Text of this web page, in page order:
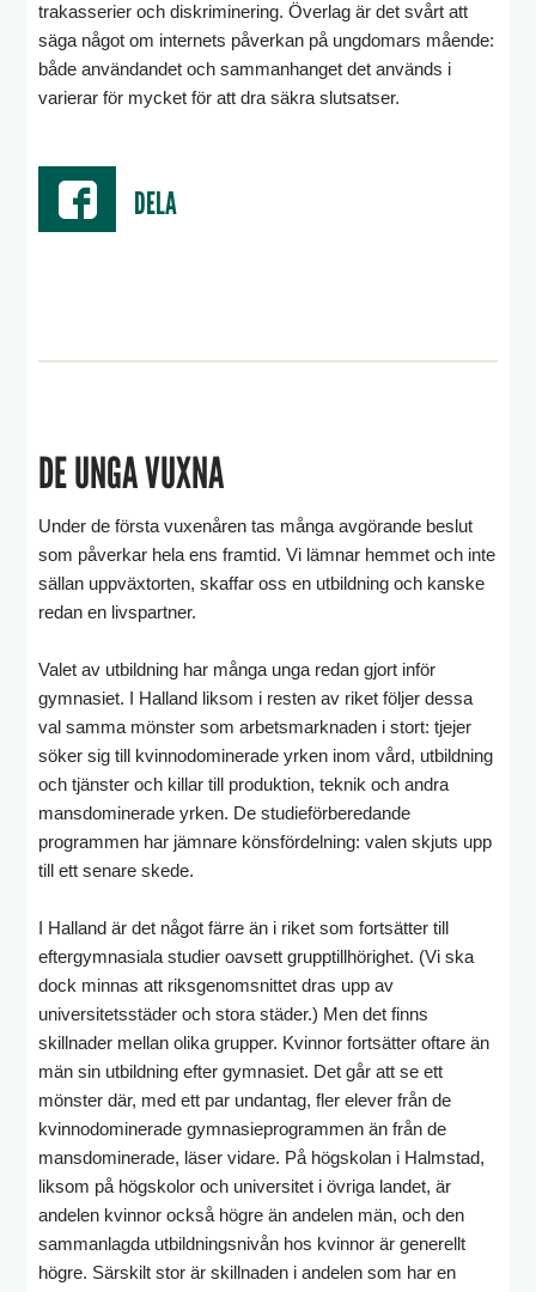
trakasserier och diskriminering. Överlag är det svårt att
säga något om internets påverkan på ungdomars mående:
både användandet och sammanhanget det används i
varierar för mycket för att dra säkra slutsatser.
DELA
DE UNGA VUXNA
Under de första vuxenåren tas många avgörande beslut
som påverkar hela ens framtid. Vi lämnar hemmet och inte
sällan uppväxtorten, skaffar oss en utbildning och kanske
redan en livspartner.
Valet av utbildning har många unga redan gjort inför
gymnasiet. I Halland liksom i resten av riket följer dessa
val samma mönster som arbetsmarknaden i stort: tjejer
söker sig till kvinnodominerade yrken inom vård, utbildning
och tjänster och killar till produktion, teknik och andra
mansdominerade yrken. De studieförberedande
programmen har jämnare könsfördelning: valen skjuts upp
till ett senare skede.
I Halland är det något färre än i riket som fortsätter till
eftergymnasiala studier oavsett grupptillhörighet. (Vi ska
dock minnas att riksgenomsnittet dras upp av
universitetsstäder och stora städer.) Men det finns
skillnader mellan olika grupper. Kvinnor fortsätter oftare än
män sin utbildning efter gymnasiet. Det går att se ett
mönster där, med ett par undantag, fler elever från de
kvinnodominerade gymnasieprogrammen än från de
mansdominerade, läser vidare. På högskolan i Halmstad,
liksom på högskolor och universitet i övriga landet, är
andelen kvinnor också högre än andelen män, och den
sammanlagda utbildningsnivån hos kvinnor är generellt
högre. Särskilt stor är skillnaden i andelen som har en